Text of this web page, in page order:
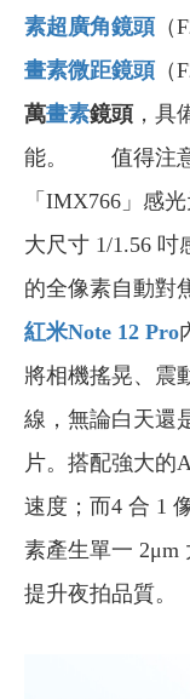
素超廣角鏡頭 （
畫素微距鏡頭 （
萬畫素鏡頭 ，具
能。 值得注意
「IMX766」感
大尺寸 1/1.56 吋
的全像素自動對
紅米Note 12 Pro
將相機搖晃、震
線，無論白天還
片。搭配強大的
速度；而4 合 1
素產生單一 2μm
提升夜拍品質。